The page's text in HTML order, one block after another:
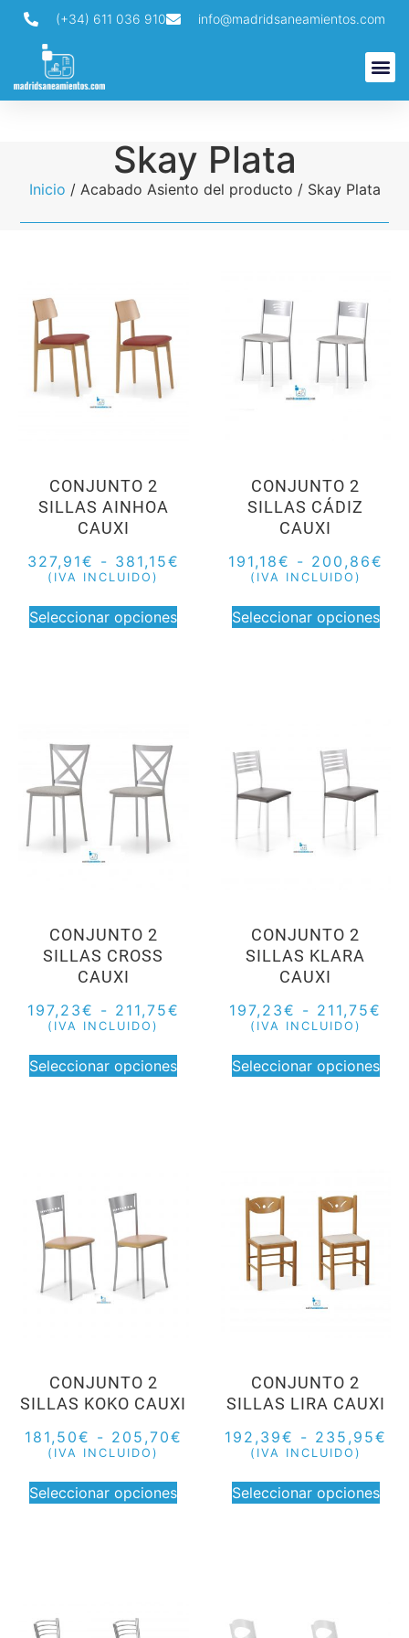
(+34) 611 036 910 info@madridsaneamientos.com
Skay Plata
Inicio / Acabado Asiento del producto / Skay Plata
CONJUNTO 2
SILLAS AINHOA
CAUXI
327,91€ - 381,15€
(IVA INCLUIDO)
Seleccionar opciones
CONJUNTO 2
SILLAS CÁDIZ
CAUXI
191,18€ - 200,86€
(IVA INCLUIDO)
Seleccionar opciones
CONJUNTO 2
SILLAS CROSS
CAUXI
197,23€ - 211,75€
(IVA INCLUIDO)
Seleccionar opciones
CONJUNTO 2
SILLAS KLARA
CAUXI
197,23€ - 211,75€
(IVA INCLUIDO)
Seleccionar opciones
CONJUNTO 2
SILLAS KOKO CAUXI
181,50€ - 205,70€
(IVA INCLUIDO)
Seleccionar opciones
CONJUNTO 2
SILLAS LIRA CAUXI
192,39€ - 235,95€
(IVA INCLUIDO)
Seleccionar opciones